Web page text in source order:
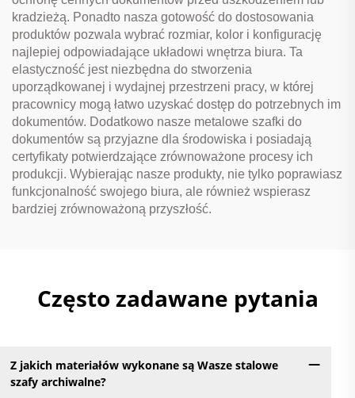
kradzieżą. Ponadto nasza gotowość do dostosowania
produktów pozwala wybrać rozmiar, kolor i konfigurację
najlepiej odpowiadające układowi wnętrza biura. Ta
elastyczność jest niezbędna do stworzenia
uporządkowanej i wydajnej przestrzeni pracy, w której
pracownicy mogą łatwo uzyskać dostęp do potrzebnych im
dokumentów. Dodatkowo nasze metalowe szafki do
dokumentów są przyjazne dla środowiska i posiadają
certyfikaty potwierdzające zrównoważone procesy ich
produkcji. Wybierając nasze produkty, nie tylko poprawiasz
funkcjonalność swojego biura, ale również wspierasz
bardziej zrównoważoną przyszłość.
Często zadawane pytania
Z jakich materiałów wykonane są Wasze stalowe
szafy archiwalne?